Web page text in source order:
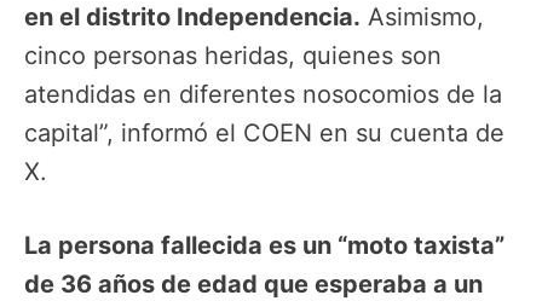
en el distrito Independencia. Asimismo,
cinco personas heridas, quienes son
atendidas en diferentes nosocomios de la
capital”, informó el COEN en su cuenta de
X.
La persona fallecida es un “moto taxista”
de 36 años de edad que esperaba a un